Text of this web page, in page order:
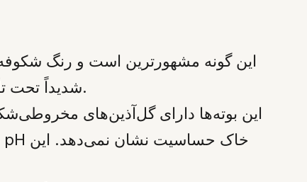
شدیداً تحت تأثیر اسیدیته خاک قرار می‌گیرد. این نوع روی چوب قدیمی (شاخه‌های سال قبل) گل می‌دهد.